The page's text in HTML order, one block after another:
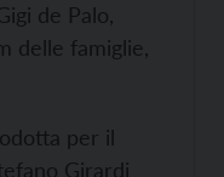
de Palo,
delle famiglie,
per il
Girardi